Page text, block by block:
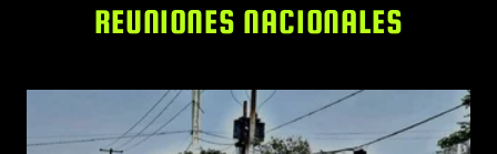
REUNIONES NACIONALES